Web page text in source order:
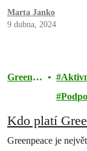
Marta Janko
9 dubna, 2024
Greenpe
Kdo platí
Greenpeace je